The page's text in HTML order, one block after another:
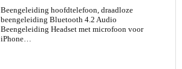
Beengeleiding hoofdtelefoon, draadloze
beengeleiding Bluetooth 4.2 Audio
Beengeleiding Headset met microfoon voor
iPhone…